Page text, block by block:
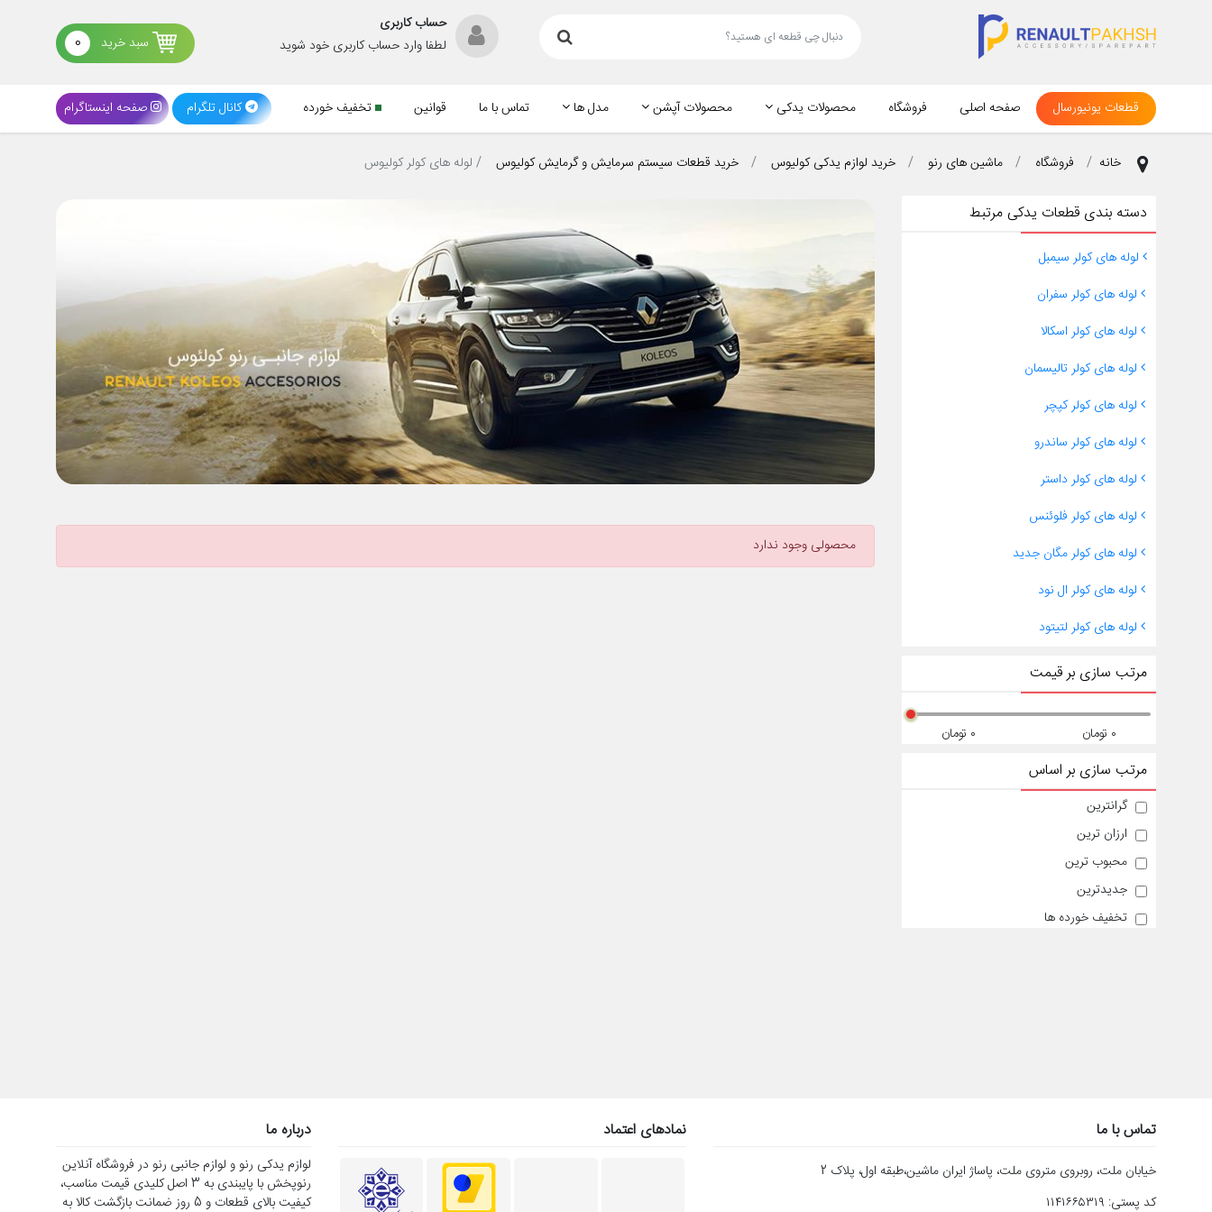
حساب کاربری
لطفا وارد حساب کاربری خود شوید
سبد خرید 0
قطعات یونیورسال صفحه اصلی فروشگاه محصولات یدکی محصولات آپشن مدل ها تماس با ما قوانین تخفیف خورده کانال تلگرام صفحه اینستاگرام
خانه فروشگاه ماشین های رنو خرید لوازم یدکی کولیوس خرید قطعات سیستم سرمایش و گرمایش کولیوس لوله های کولر کولیوس
دسته بندی قطعات یدکی مرتبط
لوله های کولر سیمبل
لوله های کولر سفران
لوله های کولر اسکالا
لوله های کولر تالیسمان
لوله های کولر کپچر
لوله های کولر ساندرو
لوله های کولر داستر
لوله های کولر فلوئنس
لوله های کولر مگان جدید
لوله های کولر ال نود
لوله های کولر لتیتود
مرتب سازی بر قیمت
۰ تومان ۰ تومان
مرتب سازی بر اساس
گرانترین
ارزان ترین
محبوب ترین
جدیدترین
تخفیف خورده ها
محصولی وجود ندارد
تماس با ما
خیابان ملت، روبروی متروی ملت، پاساژ ایران ماشین،طبقه اول، پلاک 2
کد پستی: ۱۱۴۱۶۶۵۳۱۹
نمادهای اعتماد درباره ما
لوازم یدکی رنو و لوازم جانبی رنو در فروشگاه آنلاین
رنوپخش با پایبندی به 3 اصل کلیدی قیمت مناسب،
کیفیت بالای قطعات و 5 روز ضمانت بازگشت کالا به